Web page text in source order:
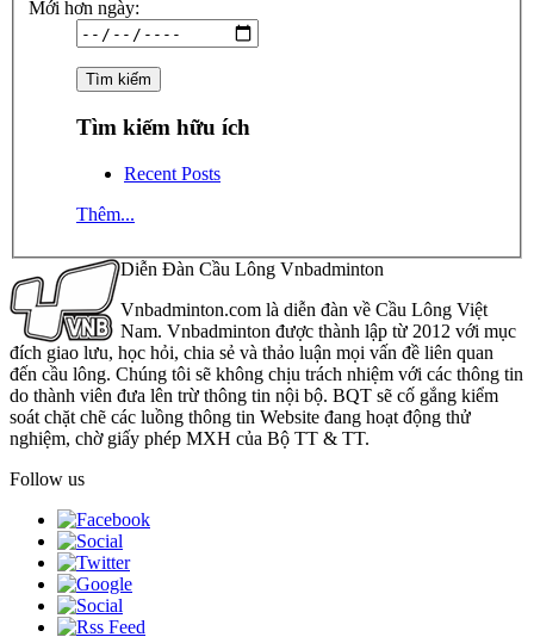
Mới hơn ngày:
Tìm kiếm hữu ích
Recent Posts
Thêm...
Diễn Đàn Cầu Lông Vnbadminton
Vnbadminton.com là diễn đàn về Cầu Lông Việt
Nam. Vnbadminton được thành lập từ 2012 với mục
đích giao lưu, học hỏi, chia sẻ và thảo luận mọi vấn đề liên quan
đến cầu lông. Chúng tôi sẽ không chịu trách nhiệm với các thông tin
do thành viên đưa lên trừ thông tin nội bộ. BQT sẽ cố gắng kiểm
soát chặt chẽ các luồng thông tin Website đang hoạt động thử
nghiệm, chờ giấy phép MXH của Bộ TT & TT.
Follow us